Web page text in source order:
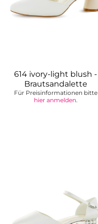
614 ivory-light blush -
Brautsandalette
Für Preisinformationen bitte
hier anmelden.